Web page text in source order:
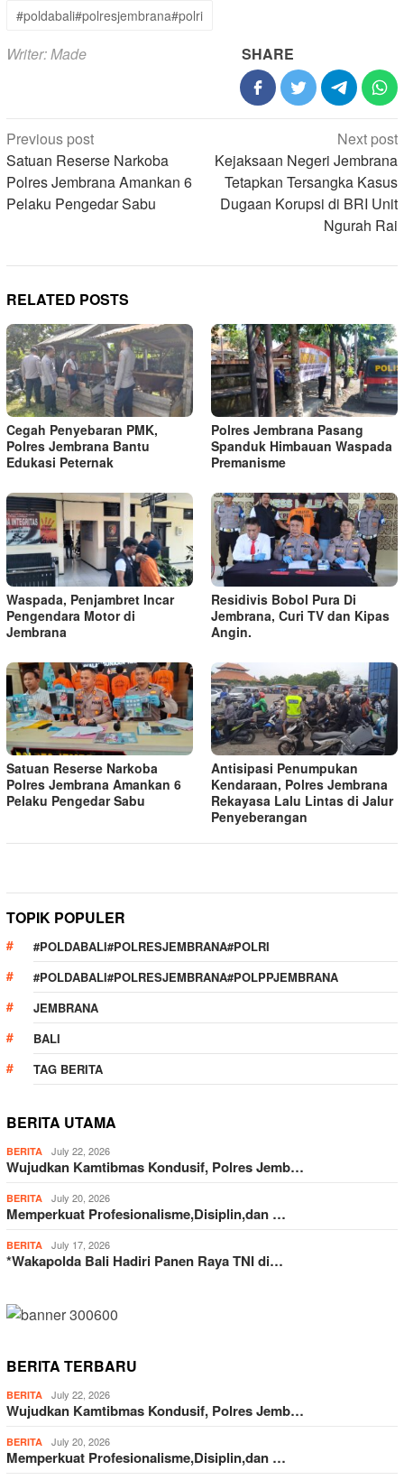
#poldabali#polresjembrana#polri
Writer: Made SHARE
Post
navigation
Previous post
Satuan Reserse Narkoba
Polres Jembrana Amankan 6
Pelaku Pengedar Sabu
Next post
Kejaksaan Negeri Jembrana
Tetapkan Tersangka Kasus
Dugaan Korupsi di BRI Unit
Ngurah Rai
RELATED POSTS
Cegah Penyebaran PMK,
Polres Jembrana Bantu
Edukasi Peternak
Polres Jembrana Pasang
Spanduk Himbauan Waspada
Premanisme
Waspada, Penjambret Incar
Pengendara Motor di
Jembrana
Residivis Bobol Pura Di
Jembrana, Curi TV dan Kipas
Angin.
Satuan Reserse Narkoba
Polres Jembrana Amankan 6
Pelaku Pengedar Sabu
Antisipasi Penumpukan
Kendaraan, Polres Jembrana
Rekayasa Lalu Lintas di Jalur
Penyeberangan
TOPIK POPULER
#POLDABALI#POLRESJEMBRANA#POLRI
#POLDABALI#POLRESJEMBRANA#POLPPJEMBRANA
JEMBRANA
BALI
TAG BERITA
BERITA UTAMA
BERITA July 22, 2026
Wujudkan Kamtibmas Kondusif, Polres Jemb…
BERITA July 20, 2026
Memperkuat Profesionalisme,Disiplin,dan …
BERITA July 17, 2026
*Wakapolda Bali Hadiri Panen Raya TNI di…
BERITA TERBARU
BERITA July 22, 2026
Wujudkan Kamtibmas Kondusif, Polres Jemb…
BERITA July 20, 2026
Memperkuat Profesionalisme,Disiplin,dan …